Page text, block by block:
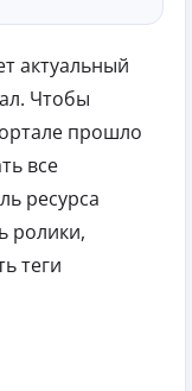
актуальный
Чтобы
прошло
все
ресурса
ролики,
теги